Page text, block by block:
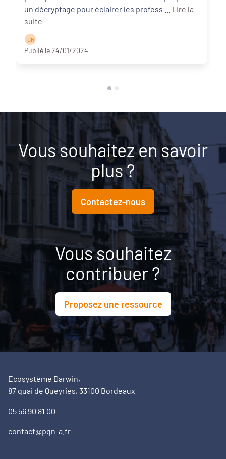
Lire la
suite
C R
Publié le 24/01/2024
Vous souhaitez en savoir
plus ?
Contactez-nous
Vous souhaitez
contribuer ?
Proposez une ressource
Ecosystème Darwin,
87 quai de Queyries, 33100 Bordeaux
05 56 90 81 00
contact@pqn-a.fr